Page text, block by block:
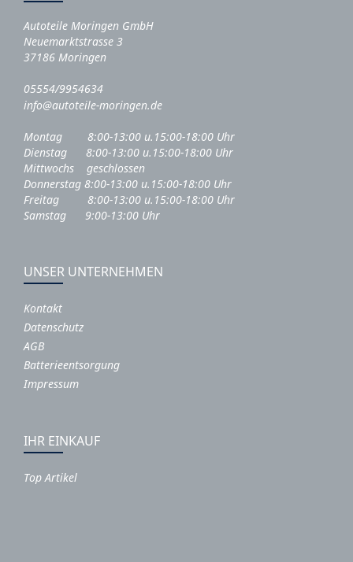
Autoteile Moringen GmbH
Neuemarktstrasse 3
37186 Moringen
05554/9954634
info@autoteile-moringen.de
Montag 8:00-13:00 u.15:00-18:00 Uhr
Dienstag 8:00-13:00 u.15:00-18:00 Uhr
Mittwochs geschlossen
Donnerstag 8:00-13:00 u.15:00-18:00 Uhr
Freitag 8:00-13:00 u.15:00-18:00 Uhr
Samstag 9:00-13:00 Uhr
UNSER UNTERNEHMEN
Kontakt
Datenschutz
AGB
Batterieentsorgung
Impressum
IHR EINKAUF
Top Artikel